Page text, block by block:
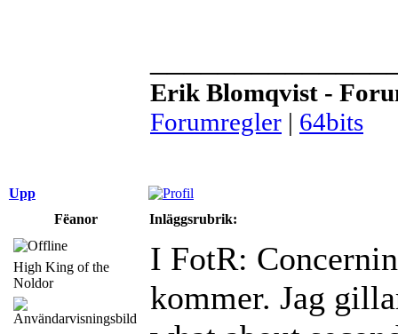
Erik Blomqvist -
Forumregler | 64bits
Upp
Fëanor
Inläggsrubrik:
High King of the
Noldor
I FotR:
kommer. Jag